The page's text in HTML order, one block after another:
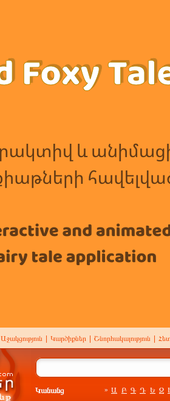
Աջակցություն Կարծիքներ Շնորհակալություն
Կանանց » Ա Բ Գ Դ Ե Զ